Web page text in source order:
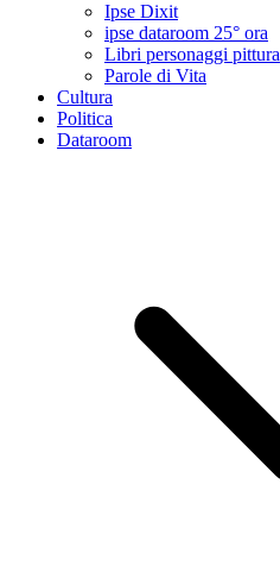
Ipse Dixit
ipse dataroom 25° ora
Libri personaggi pittura
Parole di Vita
Cultura
Politica
Dataroom